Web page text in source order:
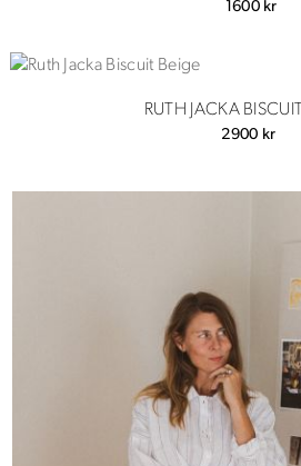
1600 kr
RUTH JACKA
2900 kr